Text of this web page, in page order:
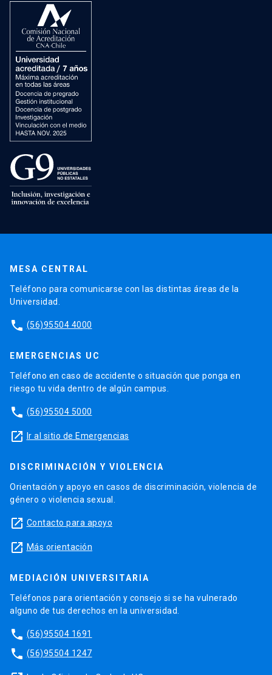
MESA CENTRAL
Teléfono para comunicarse con las distintas áreas de la
Universidad.
phone (56)95504 4000
EMERGENCIAS UC
Teléfono en caso de accidente o situación que ponga en
riesgo tu vida dentro de algún campus.
phone (56)95504 5000
launch Ir al sitio de Emergencias
DISCRIMINACIÓN Y VIOLENCIA
Orientación y apoyo en casos de discriminación, violencia de
género o violencia sexual.
launch Contacto para apoyo
launch Más orientación
MEDIACIÓN UNIVERSITARIA
Teléfonos para orientación y consejo si se ha vulnerado
alguno de tus derechos en la universidad.
phone (56)95504 1691
phone (56)95504 1247